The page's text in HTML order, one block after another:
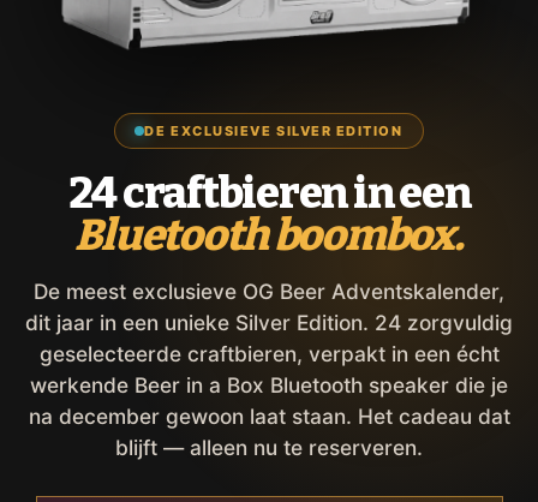
DE EXCLUSIEVE SILVER EDITION
24 craftbieren in een
Bluetooth boombox.
De meest exclusieve OG Beer Adventskalender,
dit jaar in een unieke Silver Edition. 24 zorgvuldig
geselecteerde craftbieren, verpakt in een écht
werkende Beer in a Box Bluetooth speaker die je
na december gewoon laat staan. Het cadeau dat
blijft — alleen nu te reserveren.